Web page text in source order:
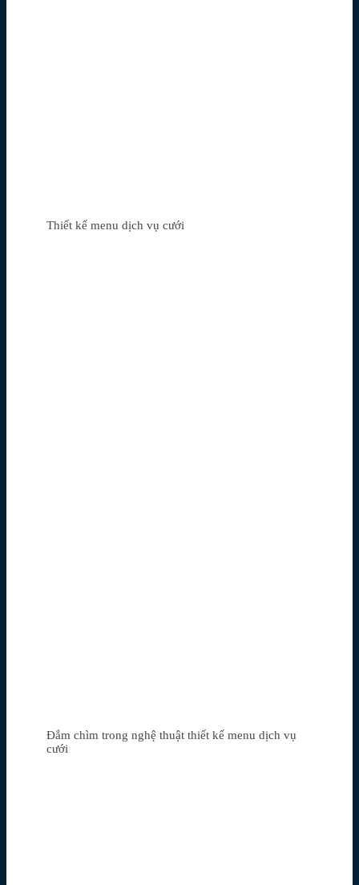
Thiết kế menu dịch vụ cưới
Đắm chìm trong nghệ thuật thiết kế menu dịch vụ
cưới